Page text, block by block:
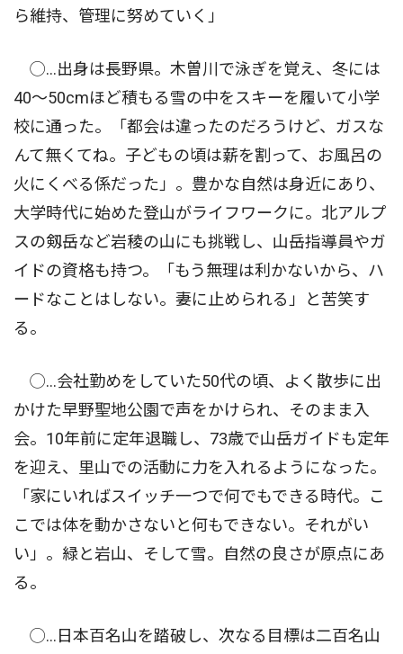
ら維持、管理に努めていく」
◯…出身は長野県。木曽川で泳ぎを覚え、冬には
40〜50cmほど積もる雪の中をスキーを履いて小学
校に通った。「都会は違ったのだろうけど、ガスな
んて無くてね。子どもの頃は薪を割って、お風呂の
火にくべる係だった」。豊かな自然は身近にあり、
大学時代に始めた登山がライフワークに。北アルプ
スの剱岳など岩稜の山にも挑戦し、山岳指導員やガ
イドの資格も持つ。「もう無理は利かないから、ハ
ードなことはしない。妻に止められる」と苦笑す
る。
◯…会社勤めをしていた50代の頃、よく散歩に出
かけた早野聖地公園で声をかけられ、そのまま入
会。10年前に定年退職し、73歳で山岳ガイドも定年
を迎え、里山での活動に力を入れるようになった。
「家にいればスイッチ一つで何でもできる時代。こ
こでは体を動かさないと何もできない。それがい
い」。緑と岩山、そして雪。自然の良さが原点にあ
る。
◯…日本百名山を踏破し、次なる目標は二百名山